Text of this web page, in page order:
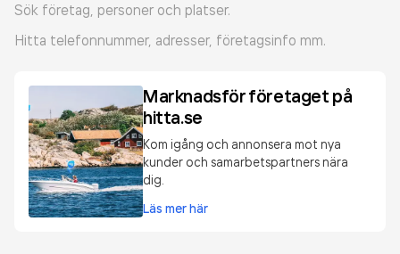
Sök företag, personer och platser.
Hitta telefonnummer, adresser, företagsinfo mm.
Marknadsför företaget på
hitta.se
Kom igång och annonsera mot nya
kunder och samarbetspartners nära
dig.
Läs mer här